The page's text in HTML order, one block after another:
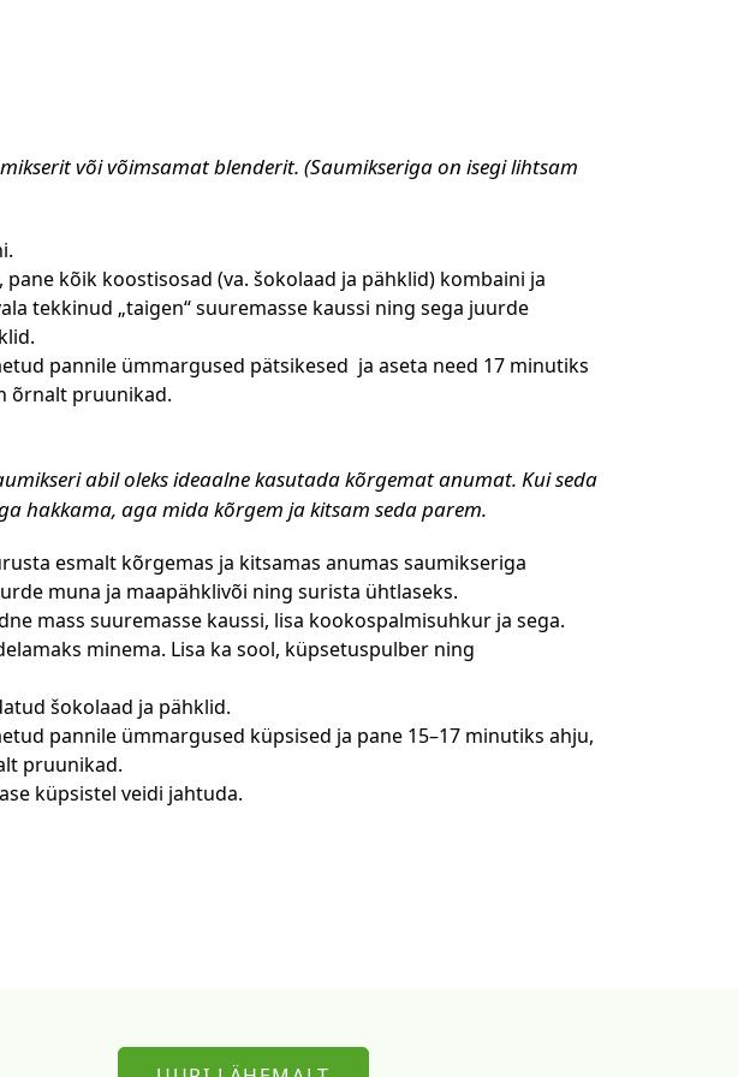
või võimsamat blenderit. (Saumikseriga on isegi lihtsam
kõik koostisosad (va. šokolaad ja pähklid) kombaini ja
tekkinud „taigen“ suuremasse kaussi ning sega juurde
pannile ümmargused pätsikesed ja aseta need 17 minutiks
õrnalt pruunikad.
abil oleks ideaalne kasutada kõrgemat anumat. Kui seda
hakkama, aga mida kõrgem ja kitsam seda parem.
esmalt kõrgemas ja kitsamas anumas saumikseriga
muna ja maapähklivõi ning surista ühtlaseks.
mass suuremasse kaussi, lisa kookospalmisuhkur ja sega.
minema. Lisa ka sool, küpsetuspulber ning
šokolaad ja pähklid.
pannile ümmargused küpsised ja pane 15–17 minutiks ahju,
pruunikad.
küpsistel veidi jahtuda.